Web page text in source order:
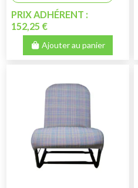
PRIX ADHÉRENT :
152,25 €
Ajouter au panier